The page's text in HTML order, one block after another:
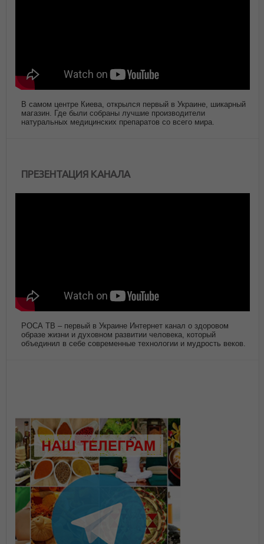
В самом центре Киева, открылся первый в Украине, шикарный
магазин. Где были собраны лучшие производители
натуральных медицинских препаратов со всего мира.
ПРЕЗЕНТАЦИЯ КАНАЛА
РОСА ТВ – первый в Украине Интернет канал о здоровом
образе жизни и духовном развитии человека, который
объединил в себе современные технологии и мудрость веков.